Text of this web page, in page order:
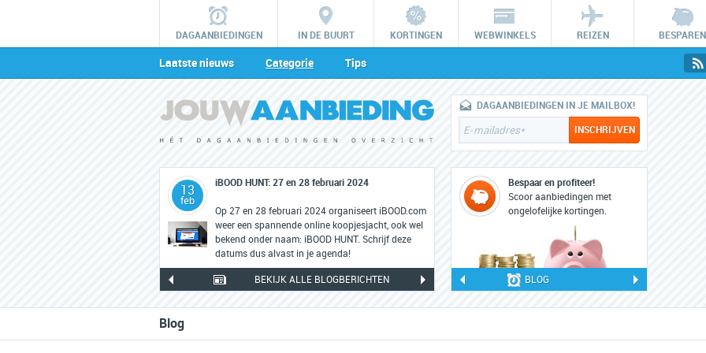
DAGAANBIEDINGEN IN DE BUURT KORTINGEN WEBWINKELS REIZEN BESPAREN
Laatste nieuws Categorie Tips
13
feb
iBOOD HUNT: 27 en 28 februari 2024
Op 27 en 28 februari 2024 organiseert iBOOD.com
weer een spannende online koopjesjacht, ook wel
bekend onder naam: iBOOD HUNT. Schrijf deze
datums dus alvast in je agenda!
22
feb
iBOOD HUNT: 22 en 23 februari 2023
Op woensdag 22 en donderdag 23 februari 2023
staat iBOOD weer in teken van de grootste online
koopjesjacht: iBOOD HUNT.
BEKIJK ALLE BLOGBERICHTEN
DAGAANBIEDINGEN IN JE MAILBOX!
Bespaar en profiteer!
Scoor aanbiedingen met
ongelofelijke kortingen.
BLOG
Blog